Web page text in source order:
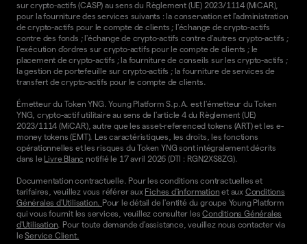
sur crypto-actifs (CASP) au sens du Règlement (UE) 2023/1114 (MiCAR),
pour la fourniture des services suivants : la conservation et l'administration
de crypto-actifs pour le compte de clients ; l'échange de crypto-actifs
contre des fonds ; l'échange de crypto-actifs contre d'autres crypto-actifs ;
l'exécution d'ordres sur crypto-actifs pour le compte de clients ; le
placement de crypto-actifs ; la fourniture de conseils sur les crypto-actifs ;
la gestion de portefeuille sur crypto-actifs ; la fourniture de services de
transfert de crypto-actifs pour le compte de clients.
Émetteur du Token YNG. Young Platform S.p.A. est l'émetteur du Token
YNG, crypto-actif utilitaire au sens de l'article 4 du Règlement (UE)
2023/1114 (MiCAR), autre que les asset-referenced tokens (ART) et les e-
money tokens (EMT). Les caractéristiques, les droits, les fonctions
opérationnelles et les risques du Token YNG sont intégralement décrits
dans le Livre Blanc notifié le 17 avril 2026 (DTI : RGN2XS8ZG).
Documentation contractuelle. Pour les conditions contractuelles et
tarifaires, veuillez vous référer aux Fiches d'information et aux Conditions
Générales d'Utilisation. Pour le détail de l'entité du groupe Young Platform
qui vous fournit les services, veuillez consulter lesConditions Générales
d'Utilisation. Pour toute demande d'assistance, veuillez nous contacter via
leService Client.